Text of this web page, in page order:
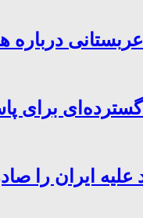
درباره
برای
ایران را